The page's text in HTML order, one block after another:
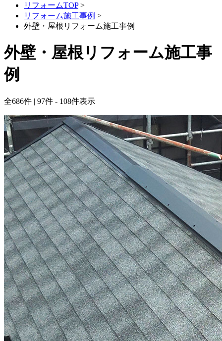
リフォームTOP>
リフォーム施工事例 >
外壁・屋根リフォーム施工事例
外壁・屋根リフォーム施工事
例
全686件 | 97件 - 108件表示